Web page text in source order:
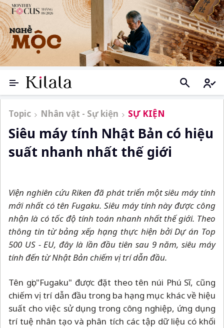
Topic Nhân vật - Sự kiện SỰ KIỆN
Siêu máy tính Nhật Bản có hiệu
suất nhanh nhất thế giới
Viện nghiên cứu Riken đã phát triển một siêu máy tính
mới nhất có tên Fugaku. Siêu máy tính này được công
nhận là có tốc độ tính toán nhanh nhất thế giới. Theo
thông tin từ bảng xếp hạng thực hiện bởi Dự án Top
500 US - EU, đây là lần đầu tiên sau 9 năm, siêu máy
tính đến từ Nhật Bản chiếm vị trí dẫn đầu.
Tên gọi "Fugaku" được đặt theo tên núi Phú Sĩ, cũng
chiếm vị trí dẫn đầu trong ba hạng mục khác về hiệu
suất cho việc sử dụng trong công nghiệp, ứng dụng
trí tuệ nhân tạo và phân tích các tập dữ liệu có khối